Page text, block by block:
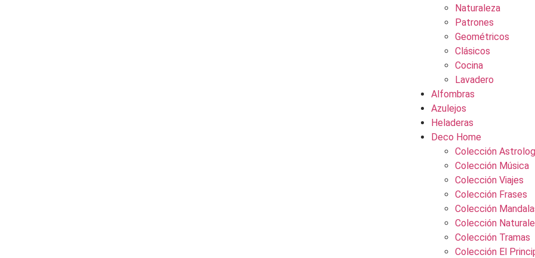
Naturaleza
Patrones
Geométricos
Clásicos
Cocina
Lavadero
Alfombras
Azulejos
Heladeras
Deco Home
Colección
Colección Música
Colección Viajes
Colección Frases
Colección
Colección
Colección Tramas
Colección El